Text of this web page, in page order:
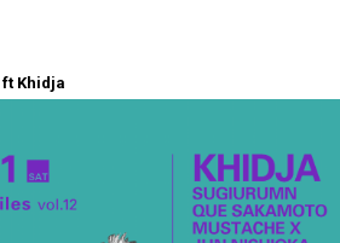
ft Khidja